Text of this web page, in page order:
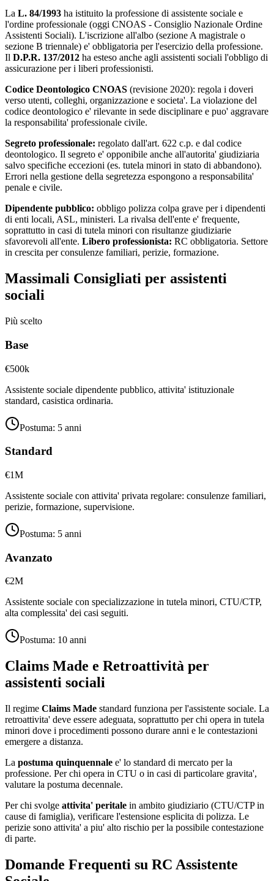
La L. 84/1993 ha istituito la professione di assistente sociale e
l'ordine professionale (oggi CNOAS - Consiglio Nazionale Ordine
Assistenti Sociali). L'iscrizione all'albo (sezione A magistrale o
sezione B triennale) e' obbligatoria per l'esercizio della professione.
Il D.P.R. 137/2012 ha esteso anche agli assistenti sociali l'obbligo di
assicurazione per i liberi professionisti.
Codice Deontologico CNOAS (revisione 2020): regola i doveri
verso utenti, colleghi, organizzazione e societa'. La violazione del
codice deontologico e' rilevante in sede disciplinare e puo' aggravare
la responsabilita' professionale civile.
Segreto professionale: regolato dall'art. 622 c.p. e dal codice
deontologico. Il segreto e' opponibile anche all'autorita' giudiziaria
salvo specifiche eccezioni (es. tutela minori in stato di abbandono).
Errori nella gestione della segretezza espongono a responsabilita'
penale e civile.
Dipendente pubblico: obbligo polizza colpa grave per i dipendenti
di enti locali, ASL, ministeri. La rivalsa dell'ente e' frequente,
soprattutto in casi di tutela minori con risultanze giudiziarie
sfavorevoli all'ente. Libero professionista: RC obbligatoria. Settore
in crescita per consulenze familiari, perizie, formazione.
Massimali Consigliati per assistenti
sociali
Più scelto
Base
€500k
Assistente sociale dipendente pubblico, attivita' istituzionale
standard, casistica ordinaria.
Postuma: 5 anni
Standard
€1M
Assistente sociale con attivita' privata regolare: consulenze familiari,
perizie, formazione, supervisione.
Postuma: 5 anni
Avanzato
€2M
Assistente sociale con specializzazione in tutela minori, CTU/CTP,
alta complessita' dei casi seguiti.
Postuma: 10 anni
Claims Made e Retroattività per
assistenti sociali
Il regime Claims Made standard funziona per l'assistente sociale. La
retroattivita' deve essere adeguata, soprattutto per chi opera in tutela
minori dove i procedimenti possono durare anni e le contestazioni
emergere a distanza.
La postuma quinquennale e' lo standard di mercato per la
professione. Per chi opera in CTU o in casi di particolare gravita',
valutare la postuma decennale.
Per chi svolge attivita' peritale in ambito giudiziario (CTU/CTP in
cause di famiglia), verificare l'estensione esplicita di polizza. Le
perizie sono attivita' a piu' alto rischio per la possibile contestazione
di parte.
Domande Frequenti su RC Assistente